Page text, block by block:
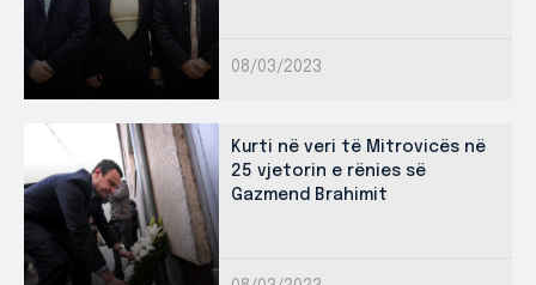
08/03/2023
Kurti në veri të Mitrovicës në
25 vjetorin e rënies së
Gazmend Brahimit